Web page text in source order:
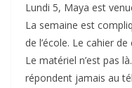
Lundi 5, Maya est
La semaine est
de l’école. Le cahier
Le matériel n’est pas
répondent jamais au